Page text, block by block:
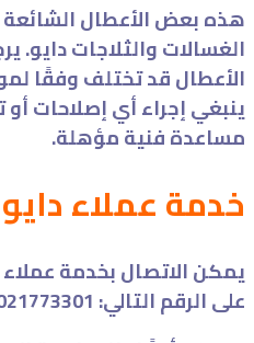
هذه بعض الأعطال
الغسالات والثلاجات دايو.
الأعطال قد تختلف وفقًا
ينبغي إجراء أي إصلاحات أو
مساعدة فنية مؤهلة.
خدمة عملاء
يمكن الاتصال بخدمة عملاء
على الرقم التالي: 01021773301.